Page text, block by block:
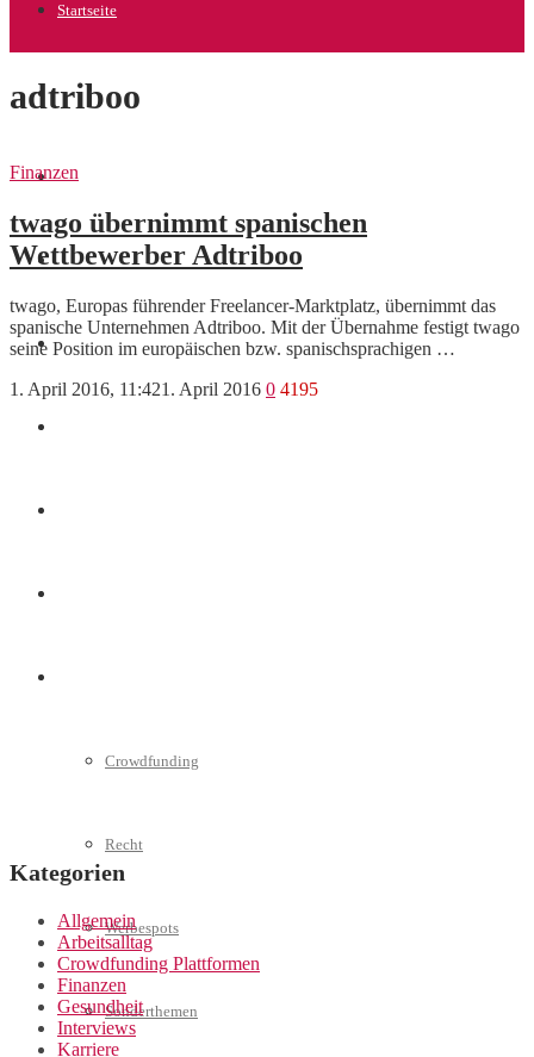
Startseite
Allgemein
Startups
News
Finanzen
Crowdfunding
Recht
Werbespots
Sonderthemen
adtriboo
Finanzen
twago übernimmt spanischen
Wettbewerber Adtriboo
twago, Europas führender Freelancer-Marktplatz, übernimmt das
spanische Unternehmen Adtriboo. Mit der Übernahme festigt twago
seine Position im europäischen bzw. spanischsprachigen …
1. April 2016, 11:421. April 2016 0 4195
Kategorien
Allgemein
Arbeitsalltag
Crowdfunding Plattformen
Finanzen
Gesundheit
Interviews
Karriere